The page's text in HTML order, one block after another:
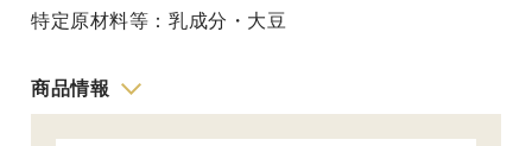
特定原材料等：乳成分・大豆
商品情報